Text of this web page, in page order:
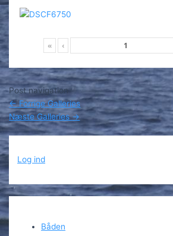
« ‹
Post navigation
←Forrige Galleries
Næste Galleries→
Log ind
Båden